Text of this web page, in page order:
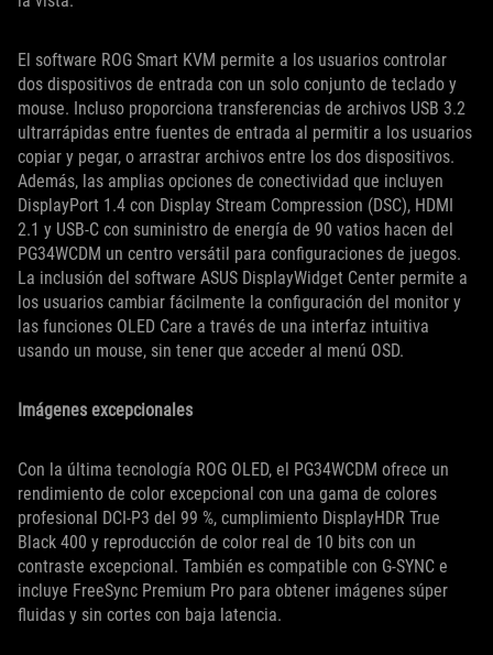
El software ROG Smart KVM permite a los usuarios controlar
dos dispositivos de entrada con un solo conjunto de teclado y
mouse. Incluso proporciona transferencias de archivos USB 3.2
ultrarrápidas entre fuentes de entrada al permitir a los usuarios
copiar y pegar, o arrastrar archivos entre los dos dispositivos.
Además, las amplias opciones de conectividad que incluyen
DisplayPort 1.4 con Display Stream Compression (DSC), HDMI
2.1 y USB-C con suministro de energía de 90 vatios hacen del
PG34WCDM un centro versátil para configuraciones de juegos.
La inclusión del software ASUS DisplayWidget Center permite a
los usuarios cambiar fácilmente la configuración del monitor y
las funciones OLED Care a través de una interfaz intuitiva
usando un mouse, sin tener que acceder al menú OSD.
Imágenes excepcionales
Con la última tecnología ROG OLED, el PG34WCDM ofrece un
rendimiento de color excepcional con una gama de colores
profesional DCI-P3 del 99 %, cumplimiento DisplayHDR True
Black 400 y reproducción de color real de 10 bits con un
contraste excepcional. También es compatible con G-SYNC e
incluye FreeSync Premium Pro para obtener imágenes súper
fluidas y sin cortes con baja latencia.